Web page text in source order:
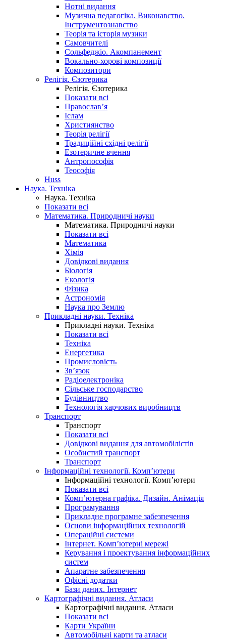
Нотні видання
Музична педагогіка. Виконавство.
Інструментознавство
Теорія та історія музики
Самовчителі
Сольфеджіо. Акомпанемент
Вокально-хорові композиції
Композитори
Релігія. Єзотерика
Релігія. Єзотерика
Показати всі
Православ’я
Іслам
Християнство
Теорія релігії
Традиційні східні релігії
Езотеричне вчення
Антропософія
Теософія
Huss
Наука. Техніка
Наука. Техніка
Показати всі
Математика. Природничі науки
Математика. Природничі науки
Показати всі
Математика
Хімія
Довідкові видання
Біологія
Екологія
Фізика
Астрономія
Наука про Землю
Прикладні науки. Техніка
Прикладні науки. Техніка
Показати всі
Техніка
Енергетика
Промисловість
Зв’язок
Радіоелектроніка
Сільське господарство
Будівництво
Технологія харчових виробництв
Транспорт
Транспорт
Показати всі
Довідкові видання для автомобілістів
Особистий транспорт
Транспорт
Інформаційні технології. Комп’ютери
Інформаційні технології. Комп’ютери
Показати всі
Комп’ютерна графіка. Дизайн. Анімація
Програмування
Прикладне програмне забезпечення
Основи інформаційних технологій
Операційні системи
Інтернет. Комп’ютерні мережі
Керування і проектування інформаційних
систем
Апаратне забезпечення
Офісні додатки
Бази даних. Інтернет
Картографічні видання. Атласи
Картографічні видання. Атласи
Показати всі
Карти України
Автомобільні карти та атласи